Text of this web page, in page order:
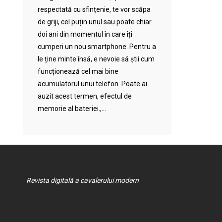
respectată cu sfințenie, te vor scăpa
de griji, cel puțin unul sau poate chiar
doi ani din momentul în care îți
cumperi un nou smartphone. Pentru a
le ține minte însă, e nevoie să știi cum
funcționează cel mai bine
acumulatorul unui telefon. Poate ai
auzit acest termen, efectul de
memorie al bateriei.,...
Revista digitală a cavalerului modern